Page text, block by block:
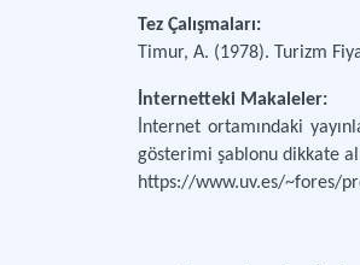
Tez Çalışmaları:
Timur, A. (1978). Turizm
İnternetteki Makaleler:
İnternet ortamındaki
gösterimi şablonu dikkate
https://www.uv.es/~fores/